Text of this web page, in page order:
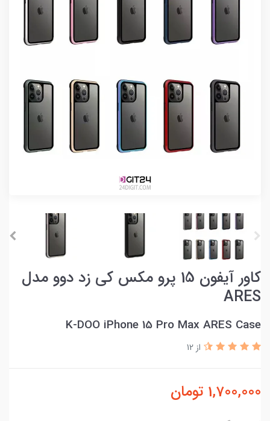
کاور آیفون 15 پرو مکس کی زد دوو مدل
ARES
K-DOO iPhone 15 Pro Max ARES Case
از 12
1,700,000 تومان